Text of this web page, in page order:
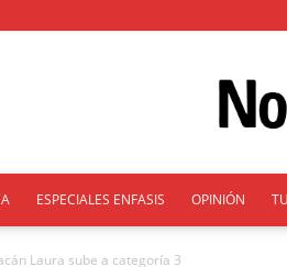
ESPECIALES ENFASIS OPINIÓN
Laura sube a categoría 3